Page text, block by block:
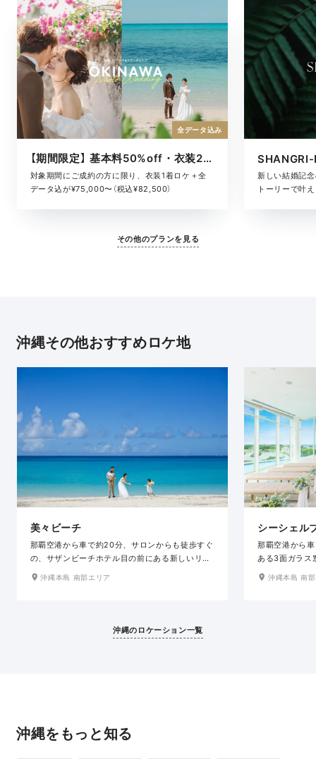
【期間限定】 基本料50%off・衣装2着ロケ
対象期間にご成約の方に限り、衣装1着ロケ＋全
データ込が¥75,000〜（税込¥82,500）
全データ込み
新しい結婚記念
トーリーで叶
その他のプランを見る
沖縄その他おすすめロケ地
美々ビーチ
那覇空港から車で約20分、サロンからも徒歩すぐ
の、サザンビーチホテル目の前にある新しいリゾ
ートビーチです。青い海と白い砂浜が美しく、水
平線に沈む綺麗なサンセットもオススメです。芝
シの木とおふたりのシルエット写真も素敵です。
ビーチや芝生以外にも空の青に映える綺麗な橋な
沖縄本島 南部エリア
シーシェル
那覇空港から
ある3面ガラス
放感抜群のチ
が一望でき、
沖縄本島 南
沖縄のロケーション一覧
沖縄をもっと知る